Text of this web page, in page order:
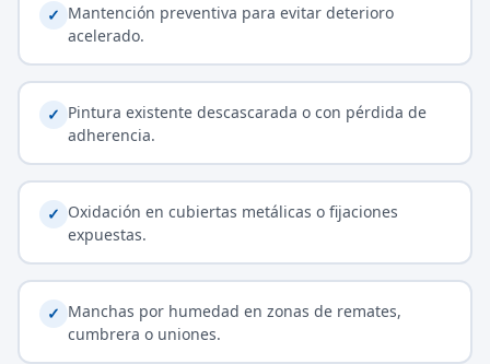
✓ Mantención preventiva para evitar deterioro
acelerado.
✓ Pintura existente descascarada o con pérdida de
adherencia.
✓ Oxidación en cubiertas metálicas o fijaciones
expuestas.
✓ Manchas por humedad en zonas de remates,
cumbrera o uniones.